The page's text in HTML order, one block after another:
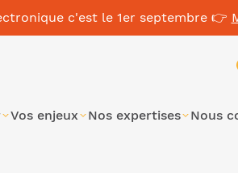
c'est le 1er septembre 👉
Vos enjeux Nos expertises Nous